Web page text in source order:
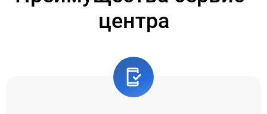
центра